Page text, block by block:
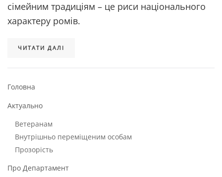
сімейним традиціям – це риси національного
характеру ромів.
ЧИТАТИ ДАЛІ
Головна
Актуально
Ветеранам
Внутрішньо переміщеним особам
Прозорість
Про Департамент